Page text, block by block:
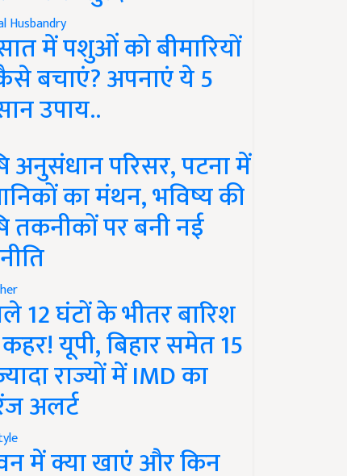
Husbandry
में पशुओं को बीमारियों
बचाएं? अपनाएं ये 5
उपाय..
अनुसंधान परिसर, पटना में
का मंथन, भविष्य की
तकनीकों पर बनी नई
12 घंटों के भीतर बारिश
यूपी, बिहार समेत 15
राज्यों में IMD का
अलर्ट
में क्या खाएं और किन